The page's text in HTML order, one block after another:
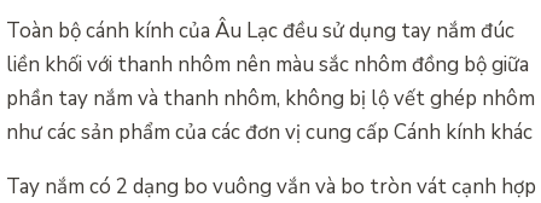
Toàn bộ cánh kính của Âu Lạc đều sử dụng tay nắm đúc
liền khối với thanh nhôm nên màu sắc nhôm đồng bộ giữa
phần tay nắm và thanh nhôm, không bị lộ vết ghép nhôm
như các sản phẩm của các đơn vị cung cấp Cánh kính khác
Tay nắm có 2 dạng bo vuông vắn và bo tròn vát cạnh hợp